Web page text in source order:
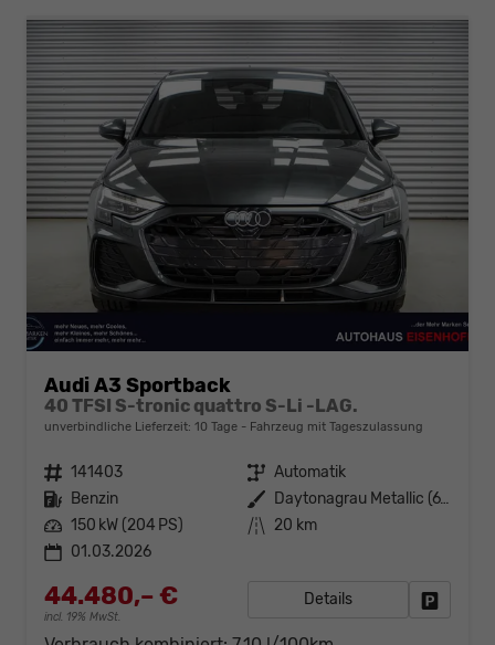
Audi A3 Sportback
40 TFSI S-tronic quattro S-Li -LAG.
unverbindliche Lieferzeit: 10 Tage Fahrzeug mit Tageszulassung
Fahrzeugnr. 141403 Getriebe Automatik
Kraftstoff Benzin Außenfarbe
Daytonagrau Metallic (6Y)
Leistung 150 kW (204 PS) Kilometerstand 20 km
01.03.2026
44.480,– €
incl. 19% MwSt.
Details